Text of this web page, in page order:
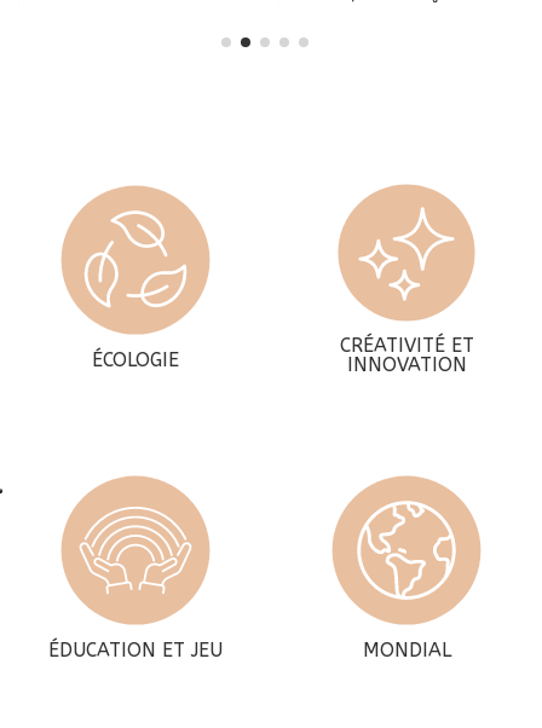
ÉCOLOGIE
CRÉATIVITÉ ET
INNOVATION
ÉDUCATION ET JEU MONDIAL